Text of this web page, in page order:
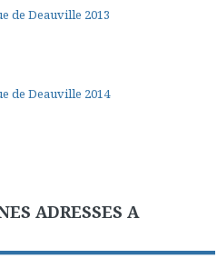
de Deauville 2013
de Deauville 2014
ADRESSES A